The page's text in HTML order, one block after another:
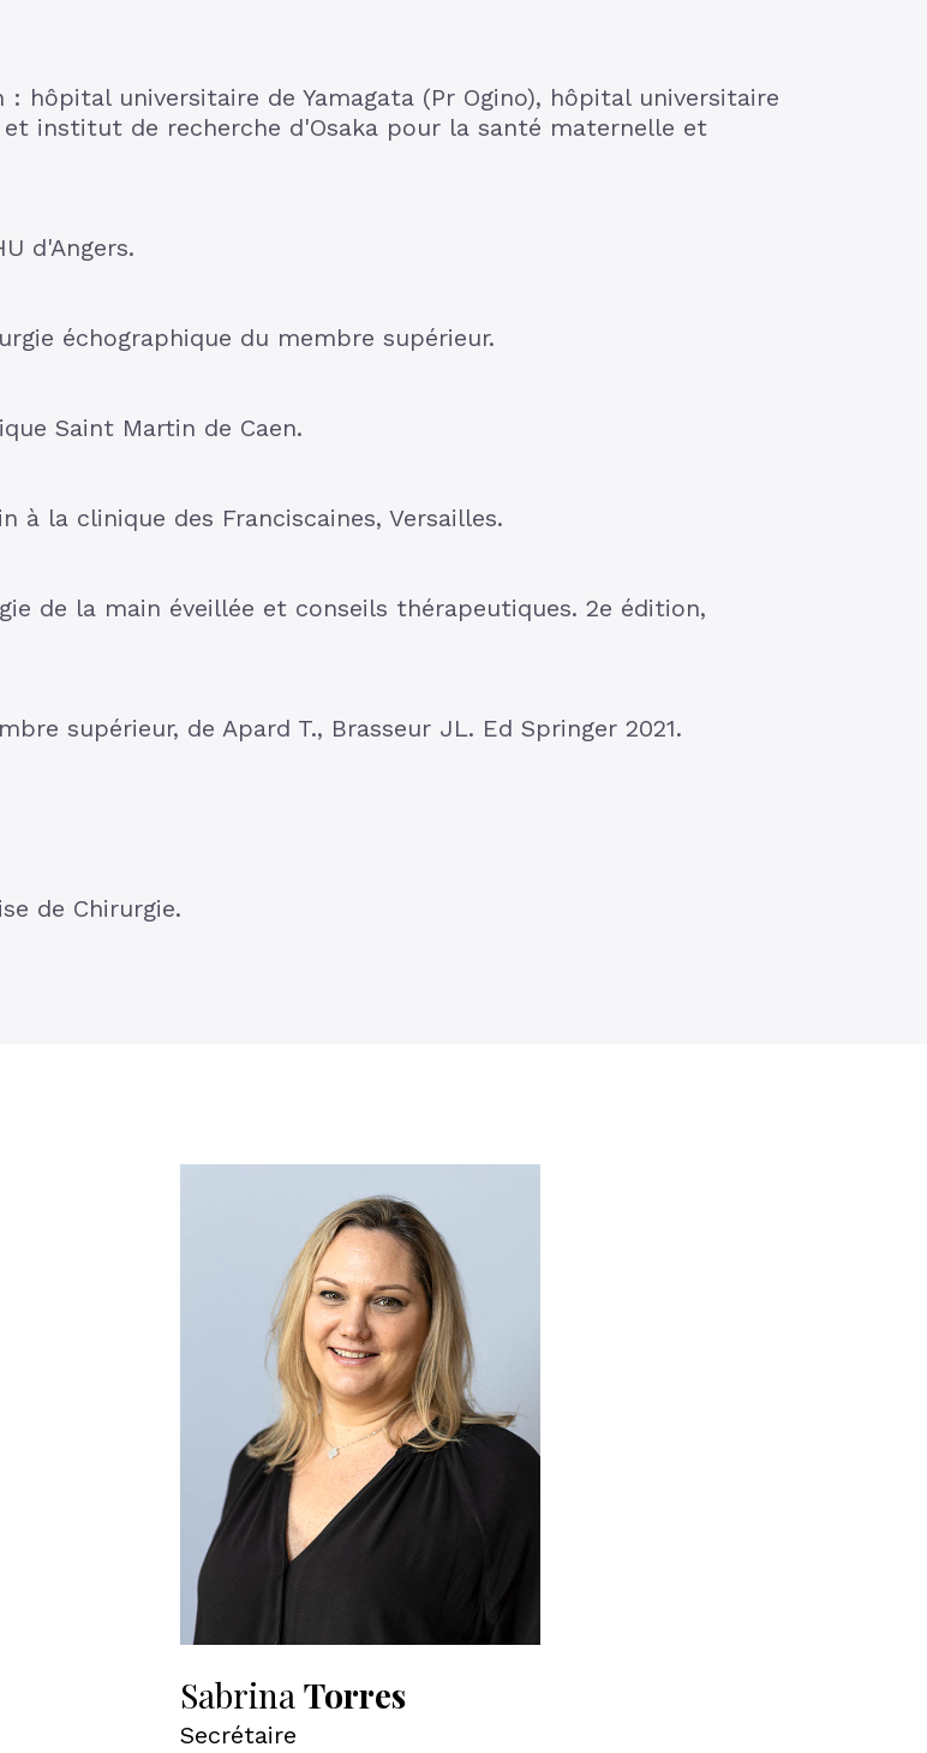
: hôpital universitaire de Yamagata (Pr Ogino), hôpital universitaire
institut de recherche d'Osaka pour la santé maternelle et
d'Angers.
échographique du membre supérieur.
Saint Martin de Caen.
à la clinique des Franciscaines, Versailles.
de la main éveillée et conseils thérapeutiques. 2e édition,
supérieur, de Apard T., Brasseur JL. Ed Springer 2021.
de Chirurgie.
SabrinaTorres
Secrétaire